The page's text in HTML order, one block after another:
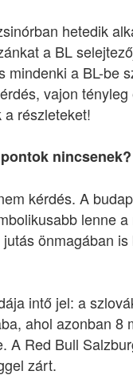
hetedik
a BL
mindenki a BL-be
vajon
részleteket!
nincsenek?
kérdés. A
lenne
önmagában
intő jel: a
ahol azonban
A Red Bull
zárt.